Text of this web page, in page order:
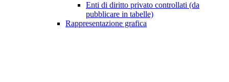
Enti di diritto privato controllati (da
pubblicare in tabelle)
Rappresentazione grafica